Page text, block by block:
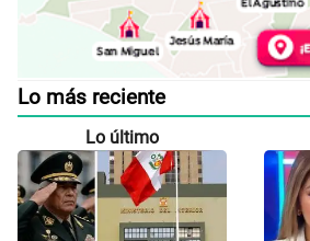
Lo más reciente
Lo último